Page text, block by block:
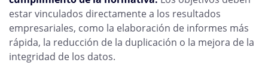
estar vinculados directamente a los resultados
empresariales, como la elaboración de informes más
rápida, la reducción de la duplicación o la mejora de la
integridad de los datos.